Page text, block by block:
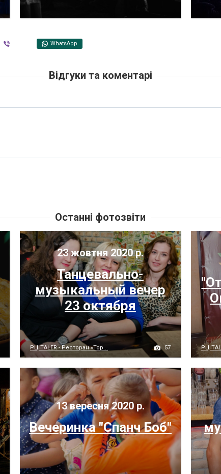
WhatsApp
Відгуки та коментарі
Останні фотозвіти
23 жовтня 2020 р.
Танцевально-
музыкальный вечер
23 октября
РЦ TALER - Ресторан «Тор... 57 РЦ
13 вересня 2020 р.
Вечеринка "Спанч Боб"